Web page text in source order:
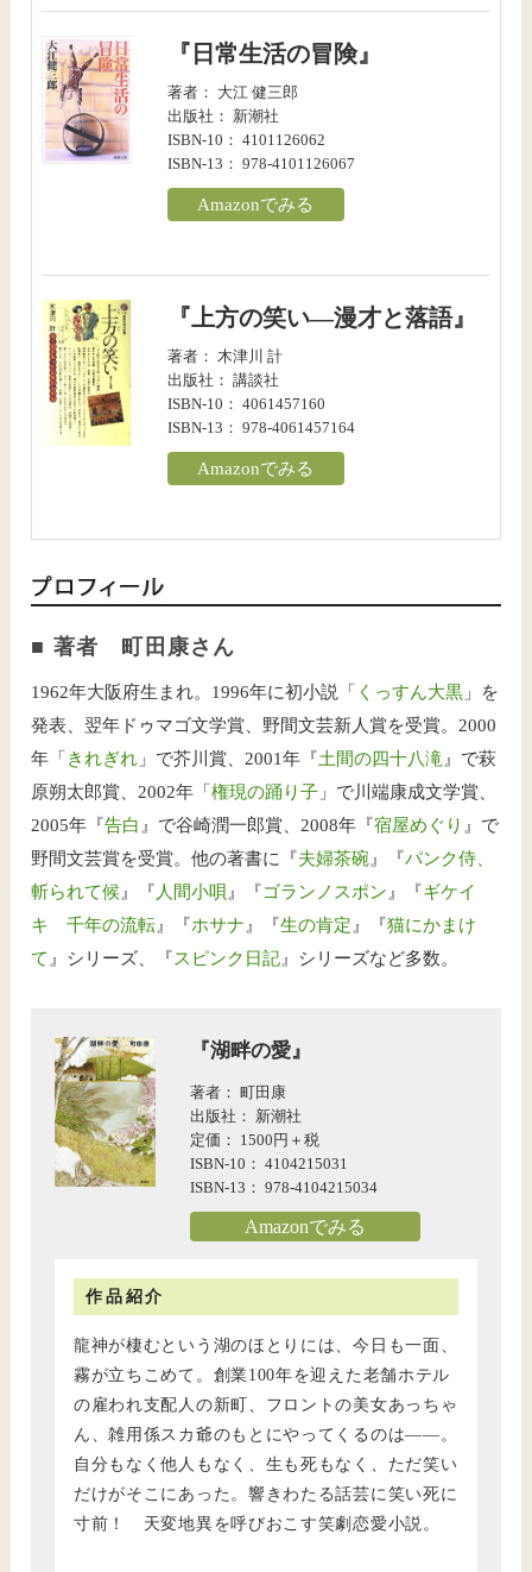
『日常生活の冒険』
著者： 大江 健三郎
出版社： 新潮社
ISBN-10： 4101126062
ISBN-13： 978-4101126067
Amazonでみる
『上方の笑い―漫才と落語』
著者： 木津川 計
出版社： 講談社
ISBN-10： 4061457160
ISBN-13： 978-4061457164
Amazonでみる
■ 著者 町田康さん
1962年大阪府生まれ。1996年に初小説「 くっすん大黒 」を
発表、翌年ドゥマゴ文学賞、野間文芸新人賞を受賞。2000
年「 きれぎれ 」で芥川賞、2001年『土間の四十八滝』で萩
原朔太郎賞、2002年「権現の踊り子 」で川端康成文学賞、
2005年『告白 』で谷崎潤一郎賞、2008年『宿屋めぐり 』で
野間文芸賞を受賞。他の著書に『夫婦茶碗』『パンク侍、
斬られて候』『人間小唄』『ゴランノスポン』『ギケイ
キ 千年の流転』『ホサナ』『生の肯定』『猫にかまけ
て 』シリーズ、『スピンク日記』シリーズなど多数。
『湖畔の愛』
著者： 町田康
出版社： 新潮社
定価： 1500円＋税
ISBN-10： 4104215031
ISBN-13： 978-4104215034
Amazonでみる
作品紹介
龍神が棲むという湖のほとりには、今日も一面、
霧が立ちこめて。創業100年を迎えた老舗ホテル
の雇われ支配人の新町、フロントの美女あっちゃ
ん、雑用係スカ爺のもとにやってくるのは――。
自分もなく他人もなく、生も死もなく、ただ笑い
だけがそこにあった。響きわたる話芸に笑い死に
寸前！ 天変地異を呼びおこす笑劇恋愛小説。